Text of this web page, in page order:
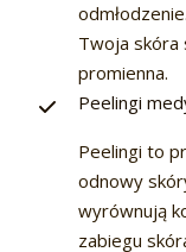
Twoja skóra
promienna.
Peelingi
Peelingi to
odnowy
wyrównują
zabiegu